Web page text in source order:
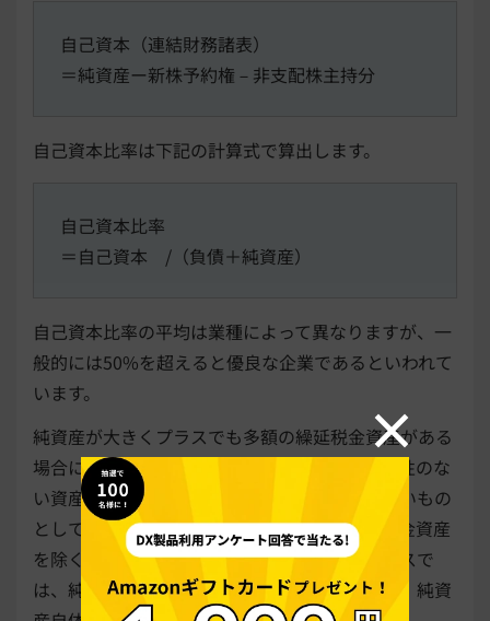
自己資本（連結財務諸表）
＝純資産ー新株予約権－非支配株主持分
自己資本比率は下記の計算式で算出します。
自己資本比率
＝自己資本 /（負債＋純資産）
自己資本比率の平均は業種によって異なりますが、一
般的には50%を超えると優良な企業であるといわれて
います。
純資産が大きくプラスでも多額の繰延税金資産がある
場合には注意が必要です。繰延税金資産は換金性のな
い資産であり、業績悪化により回収可能性がないもの
として取り崩される可能性があります。繰延税金資産
を除くと純資産がほとんどなくなるようなケースで
は、純資産が一時に大きく減少する恐れがあり、純資